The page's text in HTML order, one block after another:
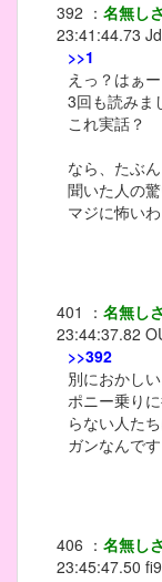
392 ： 名無し
23:41:44.73
>>1
えっ？はぁ
3回も読みま
これ実話？
なら、たぶ
聞いた人の
マジに怖いわ
401 ： 名無し
23:44:37.82
>>392
別におかし
ポニー乗り
らない人た
ガンなんで
406 ： 名無し
23:45:47.50